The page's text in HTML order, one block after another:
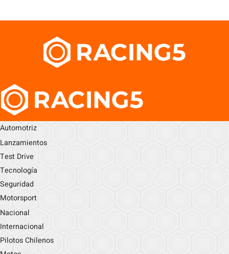
Automotriz
Lanzamientos
Test Drive
Tecnología
Seguridad
Motorsport
Nacional
Internacional
Pilotos Chilenos